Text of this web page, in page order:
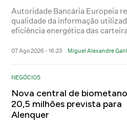
Autoridade Bancária Europeia
qualidade da informação
eficiência energética das
07 Ago 2026 - 16:23 Miguel Alexandre
NEGÓCIOS
Nova central de
20,5 milhões prevista para
Alenquer